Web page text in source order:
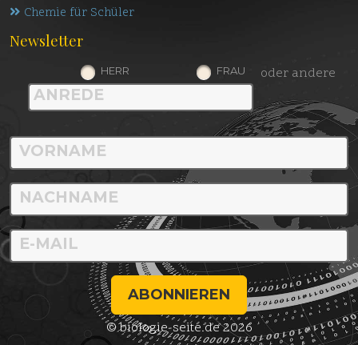
Chemie für Schüler
Newsletter
HERR FRAU oder andere
ABONNIEREN
© biologie-seite.de 2026